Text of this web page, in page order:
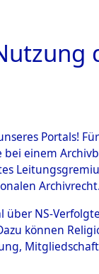
Portals!
einem
über NS-
können